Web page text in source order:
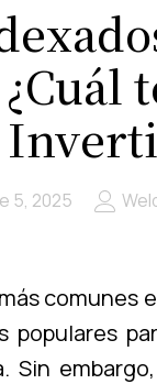
5, 2025
comunes
populares